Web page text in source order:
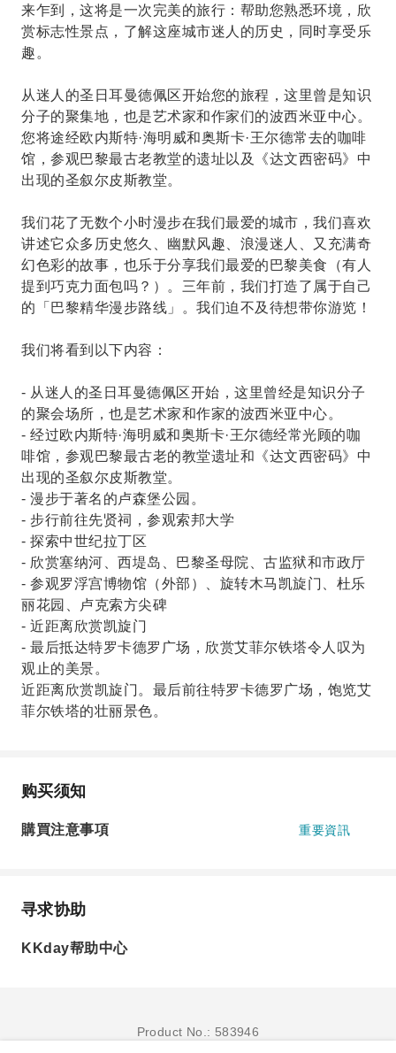
来乍到，这将是一次完美的旅行：帮助您熟悉环境，欣
赏标志性景点，了解这座城市迷人的历史，同时享受乐
趣。
从迷人的圣日耳曼德佩区开始您的旅程，这里曾是知识
分子的聚集地，也是艺术家和作家们的波西米亚中心。
您将途经欧内斯特·海明威和奥斯卡·王尔德常去的咖啡
馆，参观巴黎最古老教堂的遗址以及《达文西密码》中
出现的圣叙尔皮斯教堂。
我们花了无数个小时漫步在我们最爱的城市，我们喜欢
讲述它众多历史悠​​久、幽默风趣、浪漫迷人、又充满奇
幻色彩的故事，也乐于分享我们最爱的巴黎美食（有人
提到巧克力面包吗？）。三年前，我们打造了属于自己
的「巴黎精华漫步路线」。我们迫不及待想带你游览！
我们将看到以下内容：
- 从迷人的圣日耳曼德佩区开始，这里曾经是知识分子
的聚会场所，也是艺术家和作家的波西米亚中心。
- 经过欧内斯特·海明威和奥斯卡·王尔德经常光顾的咖
啡馆，参观巴黎最古老的教堂遗址和《达文西密码》中
出现的圣叙尔皮斯教堂。
- 漫步于著名的卢森堡公园。
- 步行前往先贤祠，参观索邦大学
- 探索中世纪拉丁区
- 欣赏塞纳河、西堤岛、巴黎圣母院、古监狱和市政厅
- 参观罗浮宫博物馆（外部）、旋转木马凯旋门、杜乐
丽花园、卢克索方尖碑
- 近距离欣赏凯旋门
- 最后抵达特罗卡德罗广场，欣赏艾菲尔铁塔令人叹为
观止的美景。
近距离欣赏凯旋门。最后前往特罗卡德罗广场，饱览艾
菲尔铁塔的壮丽景色。
购买须知
購買注意事項 重要資訊
寻求协助
KKday帮助中心
Product No.: 583946